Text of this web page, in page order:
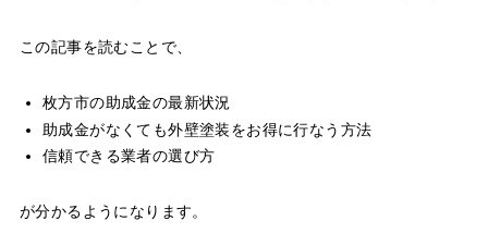
この記事を読むことで、
枚方市の助成金の最新状況
助成金がなくても外壁塗装をお得に行なう方法
信頼できる業者の選び方
が分かるようになります。